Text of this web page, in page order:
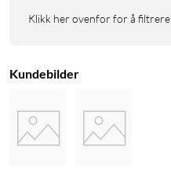
Klikk her ovenfor for å filtrere
Kundebilder